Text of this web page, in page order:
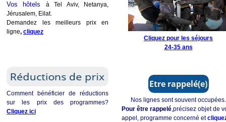
Vos hôtels à Tel Aviv, Netanya,
Jérusalem, Eilat.
Demandez les meilleurs prix en
ligne, cliquez
Cliquez pour les séjours
24-35 ans
Nos lignes sont souvent occupées.
Pour être rappelé,précisez objet de
appel, programme concerné et
Comment bénéficier de réductions
sur les prix des programmes?
Cliquez ici